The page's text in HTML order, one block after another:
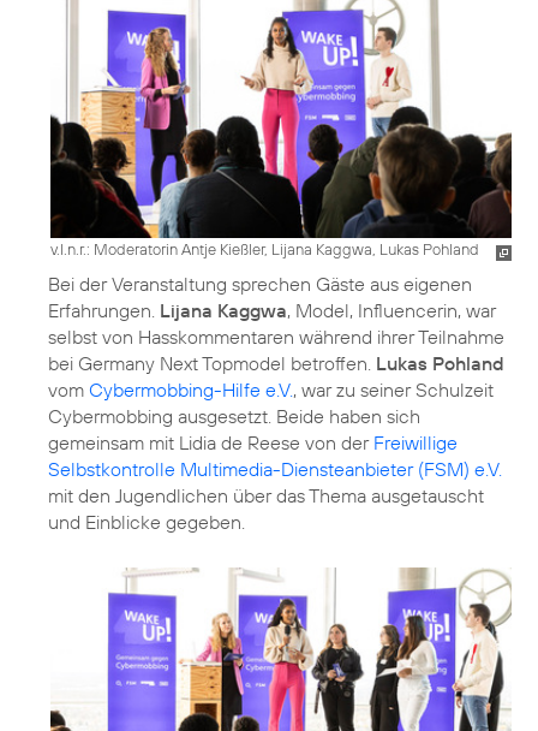
v.l.n.r.: Moderatorin Antje Kießler, Lijana Kaggwa, Lukas Pohland
Bei der Veranstaltung sprechen Gäste aus eigenen
Erfahrungen. Lijana Kaggwa, Model, Influencerin, war
selbst von Hasskommentaren während ihrer Teilnahme
bei Germany Next Topmodel betroffen. Lukas Pohland
vom Cybermobbing-Hilfe e.V., war zu seiner Schulzeit
Cybermobbing ausgesetzt. Beide haben sich
gemeinsam mit Lidia de Reese von der Freiwillige
Selbstkontrolle Multimedia-Diensteanbieter (FSM) e.V.
mit den Jugendlichen über das Thema ausgetauscht
und Einblicke gegeben.